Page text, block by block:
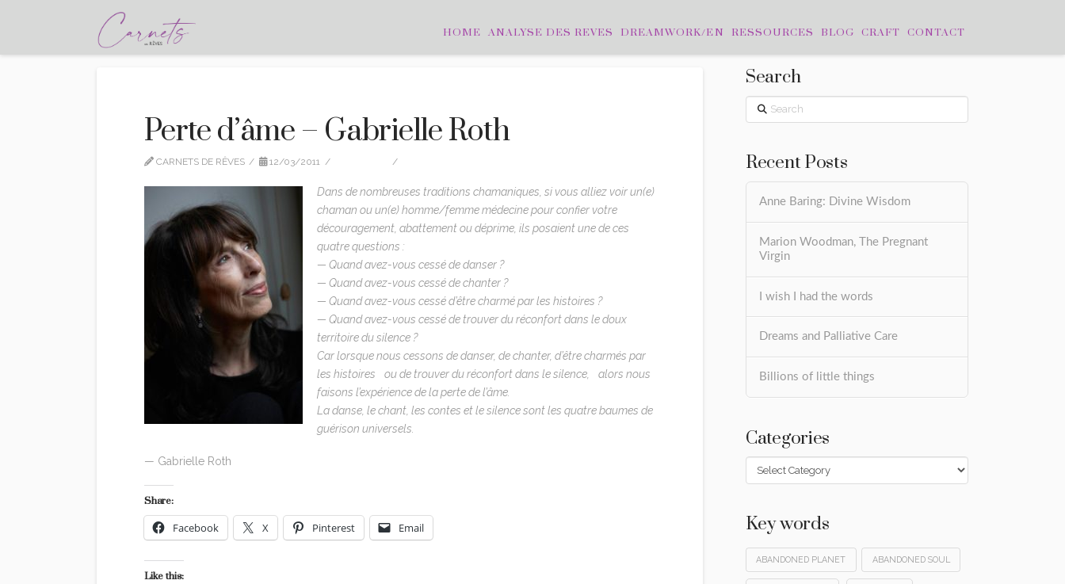
HOME ANALYSE DES REVES DREAMWORK/EN RESSOURCES BLOG CRAFT CONTACT
Perte d’âme – Gabrielle Roth
CARNETS DE RÊVES 12/03/2011
Dans de nombreuses traditions chamaniques, si vous alliez voir un(e)
chaman ou un(e) homme/femme médecine pour confier votre
découragement, abattement ou déprime, ils posaient une de ces
quatre questions :
— Quand avez-vous cessé de danser ?
— Quand avez-vous cessé de chanter ?
— Quand avez-vous cessé d’être charmé par les histoires ?
— Quand avez-vous cessé de trouver du réconfort dans le doux
territoire du silence ?
Car lorsque nous cessons de danser, de chanter, d’être charmés par
les histoires ou de trouver du réconfort dans le silence, alors nous
faisons l’expérience de la perte de l’âme.
La danse, le chant, les contes et le silence sont les quatre baumes de
guérison universels.
— Gabrielle Roth
Share:
Facebook X Pinterest Email
Like this:
Search
Search
Recent Posts
Anne Baring: Divine Wisdom
Marion Woodman, The Pregnant
Virgin
I wish I had the words
Dreams and Palliative Care
Billions of little things
Categories
Categories
Key words
ABANDONED PLANET ABANDONED SOUL